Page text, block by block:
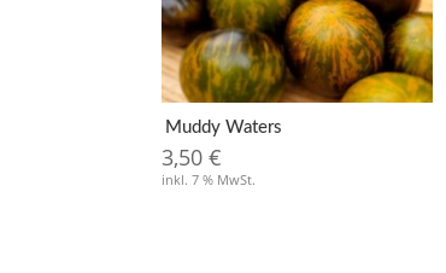
Muddy Waters
3,50€
inkl. 7 % MwSt.